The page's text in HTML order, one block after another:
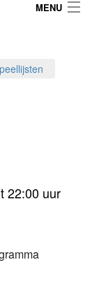
MENU
22:00 uur